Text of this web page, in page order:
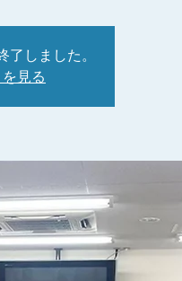
了しました。
見る